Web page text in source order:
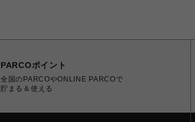
PARCOポイント
全国のPARCOやONLINE PARCOで
貯まる＆使える